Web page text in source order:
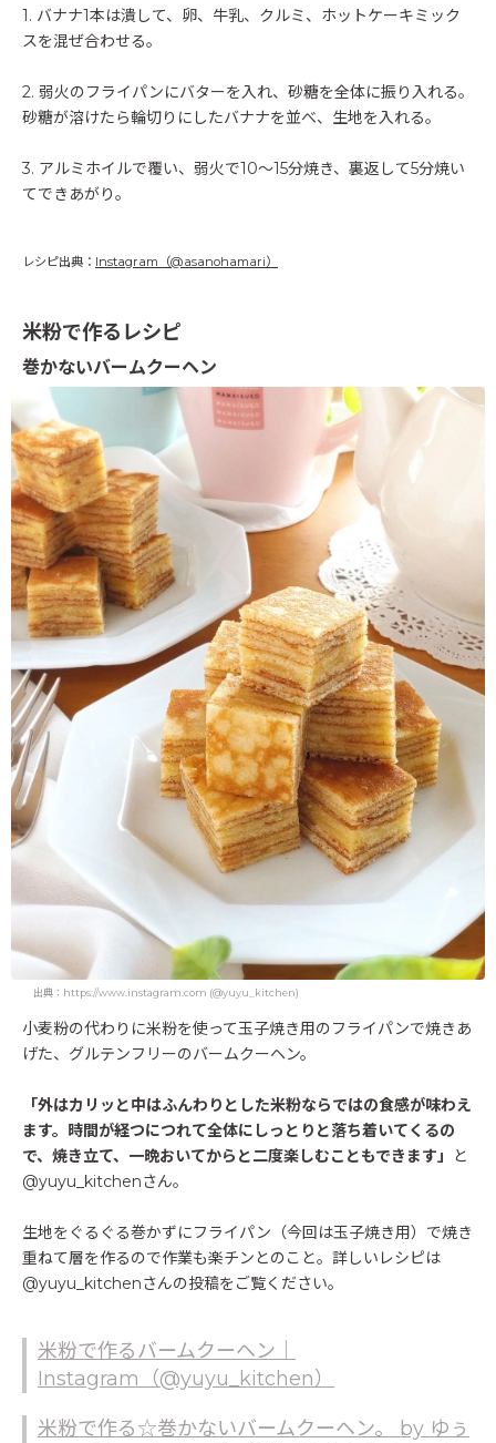
1. バナナ1本は潰して、卵、牛乳、クルミ、ホットケーキミック
スを混ぜ合わせる。
2. 弱火のフライパンにバターを入れ、砂糖を全体に振り入れる。
砂糖が溶けたら輪切りにしたバナナを並べ、生地を入れる。
3. アルミホイルで覆い、弱火で10〜15分焼き、裏返して5分焼い
てできあがり。
レシピ出典： Instagram（@asanohamari）
米粉で作るレシピ
巻かないバームクーヘン
出典：https://www.instagram.com (@yuyu_kitchen)
小麦粉の代わりに米粉を使って玉子焼き用のフライパンで焼きあ
げた、グルテンフリーのバームクーヘン。
「外はカリッと中はふんわりとした米粉ならではの食感が味わえ
ます。時間が経つにつれて全体にしっとりと落ち着いてくるの
で、焼き立て、一晩おいてからと二度楽しむこともできます」
と
@yuyu_kitchenさん。
生地をぐるぐる巻かずにフライパン（今回は玉子焼き用）で焼き
重ねて層を作るので作業も楽チンとのこと。詳しいレシピは
@yuyu_kitchenさんの投稿をご覧ください。
米粉で作るバームクーヘン｜
Instagram（@yuyu_kitchen）
米粉で作る☆巻かないバームクーヘン。 by ゆぅ